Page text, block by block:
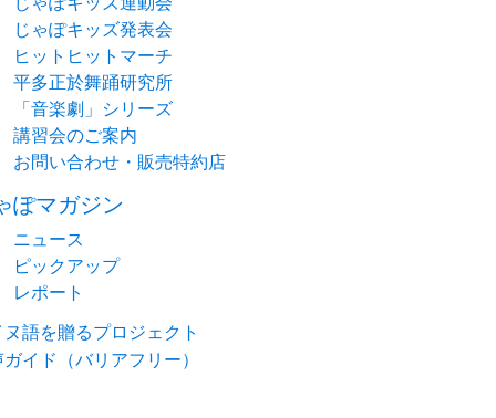
じゃぽキッズ発表会
ヒットヒットマーチ
平多正於舞踊研究所
「音楽劇」シリーズ
講習会のご案内
お問い合わせ・販売特約店
ぽマガジン
ニュース
ピックアップ
レポート
ヌ語を贈るプロジェクト
イド（バリアフリー）